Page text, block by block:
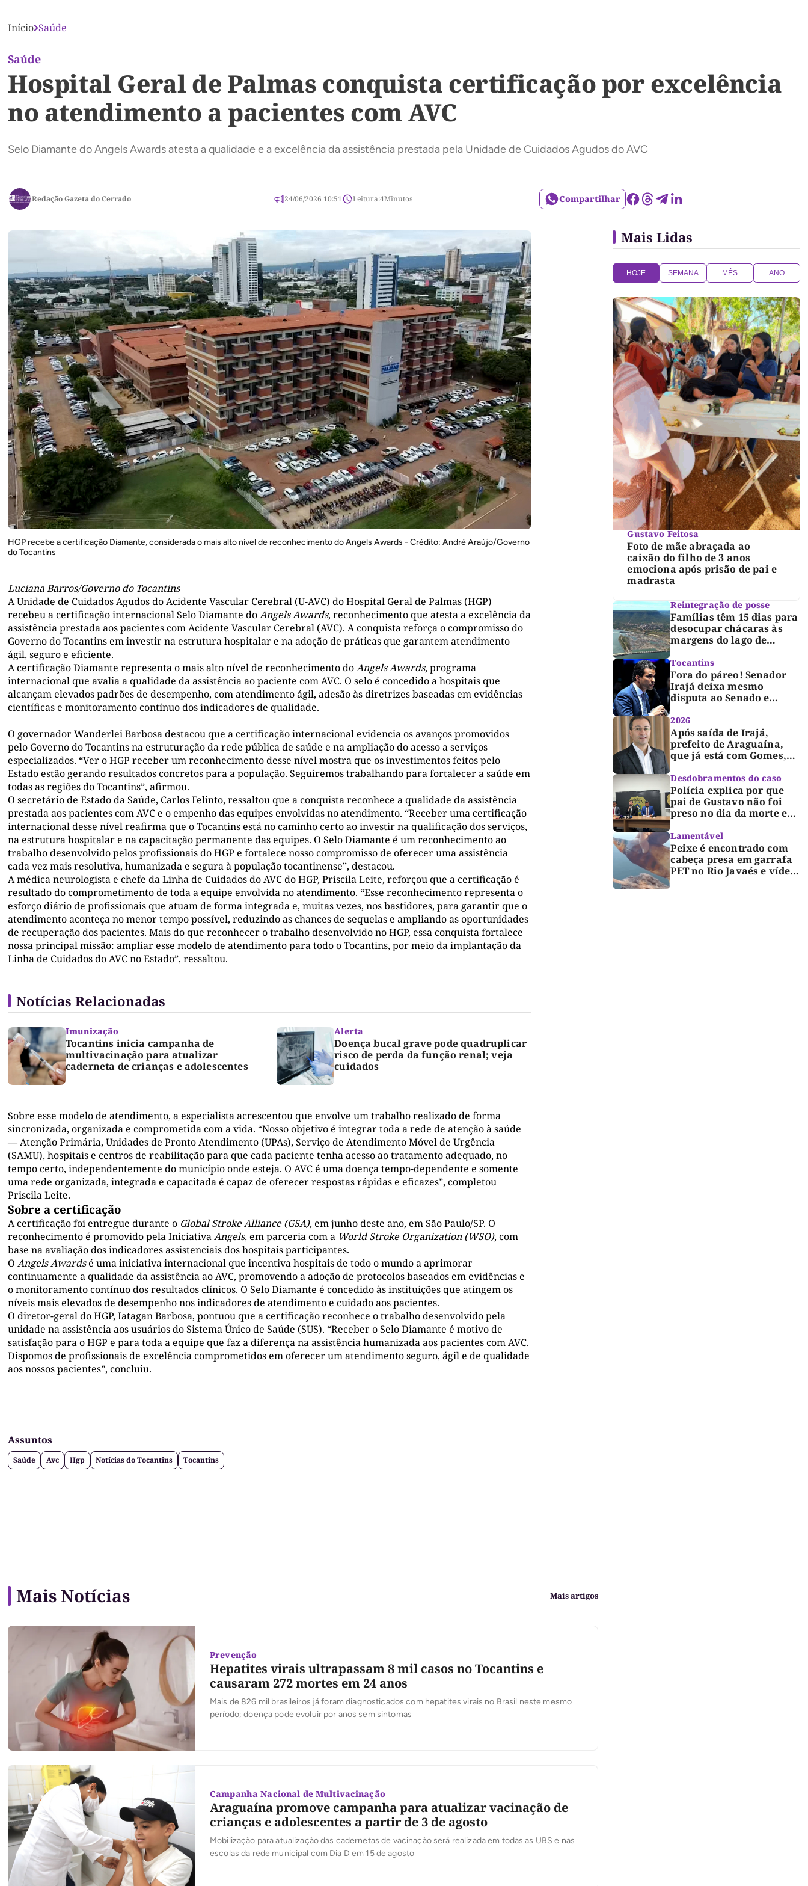
Início Saúde
Saúde
Hospital Geral de Palmas conquista certificação por excelência
no atendimento a pacientes com AVC
Selo Diamante do Angels Awards atesta a qualidade e a excelência da assistência prestada pela Unidade de Cuidados Agudos do AVC
Redação Gazeta do Cerrado 24/06/2026 10:51 Leitura:4Minutos Compartilhar
HGP recebe a certificação Diamante, considerada o mais alto nível de reconhecimento do Angels Awards - Crédito: Andrè Araújo/Governo
do Tocantins
Luciana Barros/Governo do Tocantins
A Unidade de Cuidados Agudos do Acidente Vascular Cerebral (U-AVC) do Hospital Geral de Palmas (HGP)
recebeu a certificação internacional Selo Diamante doAngels Awards, reconhecimento que atesta a excelência da
assistência prestada aos pacientes com Acidente Vascular Cerebral (AVC). A conquista reforça o compromisso do
Governo do Tocantins em investir na estrutura hospitalar e na adoção de práticas que garantem atendimento
ágil, seguro e eficiente.
A certificação Diamante representa o mais alto nível de reconhecimento doAngels Awards, programa
internacional que avalia a qualidade da assistência ao paciente com AVC. O selo é concedido a hospitais que
alcançam elevados padrões de desempenho, com atendimento ágil, adesão às diretrizes baseadas em evidências
científicas e monitoramento contínuo dos indicadores de qualidade.
O governador Wanderlei Barbosa destacou que a certificação internacional evidencia os avanços promovidos
pelo Governo do Tocantins na estruturação da rede pública de saúde e na ampliação do acesso a serviços
especializados. “Ver o HGP receber um reconhecimento desse nível mostra que os investimentos feitos pelo
Estado estão gerando resultados concretos para a população. Seguiremos trabalhando para fortalecer a saúde em
todas as regiões do Tocantins”, afirmou.
O secretário de Estado da Saúde, Carlos Felinto, ressaltou que a conquista reconhece a qualidade da assistência
prestada aos pacientes com AVC e o empenho das equipes envolvidas no atendimento. “Receber uma certificação
internacional desse nível reafirma que o Tocantins está no caminho certo ao investir na qualificação dos serviços,
na estrutura hospitalar e na capacitação permanente das equipes. O Selo Diamante é um reconhecimento ao
trabalho desenvolvido pelos profissionais do HGP e fortalece nosso compromisso de oferecer uma assistência
cada vez mais resolutiva, humanizada e segura à população tocantinense”, destacou.
A médica neurologista e chefe da Linha de Cuidados do AVC do HGP, Priscila Leite, reforçou que a certificação é
resultado do comprometimento de toda a equipe envolvida no atendimento. “Esse reconhecimento representa o
esforço diário de profissionais que atuam de forma integrada e, muitas vezes, nos bastidores, para garantir que o
atendimento aconteça no menor tempo possível, reduzindo as chances de sequelas e ampliando as oportunidades
de recuperação dos pacientes. Mais do que reconhecer o trabalho desenvolvido no HGP, essa conquista fortalece
nossa principal missão: ampliar esse modelo de atendimento para todo o Tocantins, por meio da implantação da
Linha de Cuidados do AVC no Estado”, ressaltou.
Notícias Relacionadas
Imunização
Tocantins inicia campanha de
multivacinação para atualizar
caderneta de crianças e adolescentes
Alerta
Doença bucal grave pode quadruplicar
risco de perda da função renal; veja
cuidados
Sobre esse modelo de atendimento, a especialista acrescentou que envolve um trabalho realizado de forma
sincronizada, organizada e comprometida com a vida. “Nosso objetivo é integrar toda a rede de atenção à saúde
— Atenção Primária, Unidades de Pronto Atendimento (UPAs), Serviço de Atendimento Móvel de Urgência
(SAMU), hospitais e centros de reabilitação para que cada paciente tenha acesso ao tratamento adequado, no
tempo certo, independentemente do município onde esteja. O AVC é uma doença tempo-dependente e somente
uma rede organizada, integrada e capacitada é capaz de oferecer respostas rápidas e eficazes”, completou
Priscila Leite.
Sobre a certificação
A certificação foi entregue durante o Global Stroke Alliance (GSA), em junho deste ano, em São Paulo/SP. O
reconhecimento é promovido pela IniciativaAngels, em parceria com a World Stroke Organization (WSO), com
base na avaliação dos indicadores assistenciais dos hospitais participantes.
O Angels Awardsé uma iniciativa internacional que incentiva hospitais de todo o mundo a aprimorar
continuamente a qualidade da assistência ao AVC, promovendo a adoção de protocolos baseados em evidências e
o monitoramento contínuo dos resultados clínicos. O Selo Diamante é concedido às instituições que atingem os
níveis mais elevados de desempenho nos indicadores de atendimento e cuidado aos pacientes.
O diretor-geral do HGP, Iatagan Barbosa, pontuou que a certificação reconhece o trabalho desenvolvido pela
unidade na assistência aos usuários do Sistema Único de Saúde (SUS). “Receber o Selo Diamante é motivo de
satisfação para o HGP e para toda a equipe que faz a diferença na assistência humanizada aos pacientes com AVC.
Dispomos de profissionais de excelência comprometidos em oferecer um atendimento seguro, ágil e de qualidade
aos nossos pacientes”, concluiu.
Assuntos
Saúde Avc Hgp Notícias do Tocantins Tocantins
Mais Lidas
HOJE SEMANA MÊS ANO
Gustavo Feitosa
Foto de mãe abraçada ao
caixão do filho de 3 anos
emociona após prisão de pai e
madrasta
Reintegração de posse
Famílias têm 15 dias para
desocupar chácaras às
margens do lago de
Justiça
Tocantins
Fora do páreo! Senador
Irajá deixa mesmo
disputa ao Senado e
processo de cabeça
erguida, com gratidão e
respeito”
2026
Após saída de Irajá,
prefeito de Araguaína,
que já está com Gomes,
campanha de Dimas e
fará anúncio oficial
Desdobramentos do caso
Polícia explica por que
pai de Gustavo não foi
preso no dia da morte e
investigação
Lamentável
Peixe é encontrado com
cabeça presa em garrafa
PET no Rio Javaés e vídeo
Mais Notícias Mais artigos
Prevenção
Hepatites virais ultrapassam 8 mil casos no Tocantins e
causaram 272 mortes em 24 anos
Mais de 826 mil brasileiros já foram diagnosticados com hepatites virais no Brasil neste mesmo
período; doença pode evoluir por anos sem sintomas
Campanha Nacional de Multivacinação
Araguaína promove campanha para atualizar vacinação de
crianças e adolescentes a partir de 3 de agosto
Mobilização para atualização das cadernetas de vacinação será realizada em todas as UBS e nas
escolas da rede municipal com Dia D em 15 de agosto